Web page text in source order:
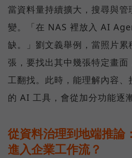
當資料量持續擴大，搜尋與管
變。「在 NAS 裡放入 AI
缺。」劉文義舉例，當照片
張，要找出其中幾張特定畫面
工翻找。此時，能理解內容、
的 AI 工具，會從加分功能逐
從資料治理到地端推論
進入企業工作流？